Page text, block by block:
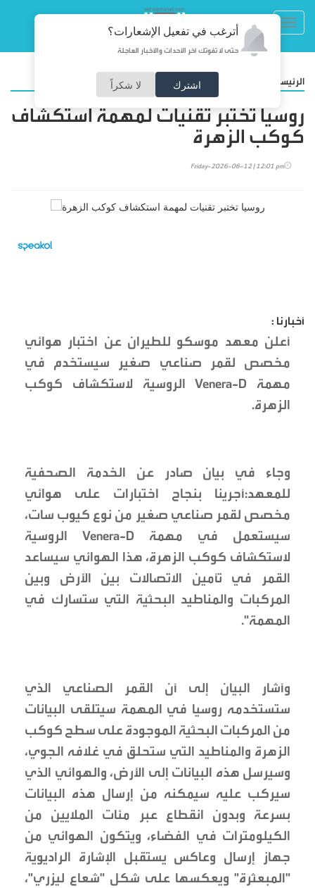
أترغب في تفعيل الإشعارات؟
حتى لا تفوتك آخر الأحداث والأخبار العاجلة
اشترك لا شكراً الرئيسية
روسيا تختبر تقنيات لمهمة استكشاف
كوكب الزهرة
Friday-2026-06-12 | 12:01 pm
أخبارنا :
أعلن معهد موسكو للطيران عن اختبار هوائي
مخصص لقمر صناعي صغير سيستخدم في
مهمة Venera-D الروسية لاستكشاف كوكب
الزهرة.
وجاء في بيان صادر عن الخدمة الصحفية
للمعهد:أجرينا بنجاح اختبارات على هوائي
مخصص لقمر صناعي صغير من نوع كيوب سات،
سيستعمل في مهمة Venera-D الروسية
لاستكشاف كوكب الزهرة، هذا الهوائي سيساعد
القمر في تأمين الاتصالات بين الأرض وبين
المركبات والمناطيد البحثية التي ستسارك في
المهمة".
وأشار البيان إلى أن القمر الصناعي الذي
ستستخدمه روسيا في المهمة سيتلقى البيانات
من المركبات البحثية الموجودة على سطح كوكب
الزهرة والمناطيد التي ستحلق في غلافه الجوي،
وسيرسل هذه البيانات إلى الأرض، والهوائي الذي
سيركب عليه سيمكنه من إرسال هذه البيانات
بسرعة وبدون انقطاع عبر مئات الملايين من
الكيلومترات في الفضاء، ويتكون الهوائي من
جهاز إرسال وعاكس يستقبل الإشارة الراديوية
"المبعثرة" ويعكسها على شكل "شعاع ليزري"،